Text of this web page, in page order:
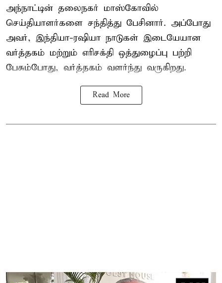
அந்நாட்டின் தலைநகர் மாஸ்கோவில்
செய்தியாளர்களை சந்தித்து பேசினார். அப்போது
அவர், இந்தியா-ரஷியா நாடுகள் இடையேயான
வர்த்தகம் மற்றும் எரிசக்தி ஒத்துழைப்பு பற்றி
பேசும்போது, வர்த்தகம் வளர்ந்து வருகிறது.
Read More